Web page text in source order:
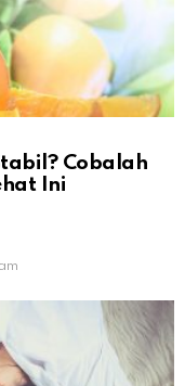
Cobalah
Ini